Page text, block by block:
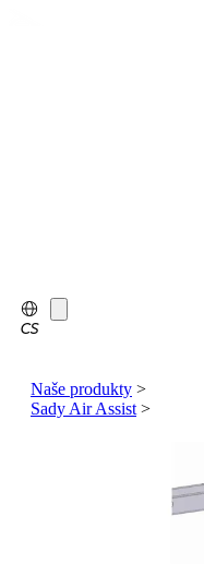
CS
Naše produkty >
Sady Air Assist >